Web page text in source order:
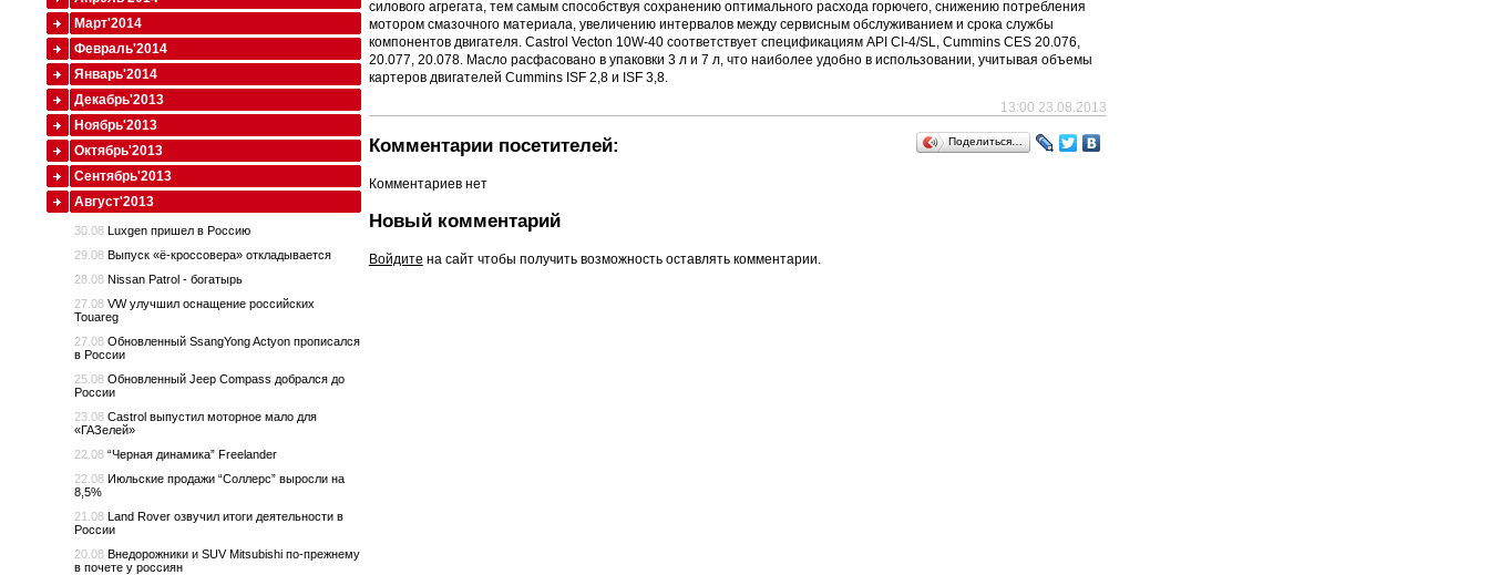
силового агрегата, тем самым способствуя сохранению оптимального расхода горючего, снижению потребления
мотором смазочного материала, увеличению интервалов между сервисным обслуживанием и срока службы
компонентов двигателя. Castrol Vecton 10W-40 соответствует спецификациям API CI-4/SL, Cummins CES 20.076,
20.077, 20.078. Масло расфасовано в упаковки 3 л и 7 л, что наиболее удобно в использовании, учитывая объемы
картеров двигателей Cummins ISF 2,8 и ISF 3,8.
13:00 23.08.2013
Поделиться…
Комментарии посетителей:
Комментариев нет
Новый комментарий
Войдите на сайт чтобы получить возможность оставлять комментарии.
Март'2014
Февраль'2014
Январь'2014
Декабрь'2013
Ноябрь'2013
Октябрь'2013
Сентябрь'2013
Август'2013
30.08 Luxgen пришел в Россию
29.08 Выпуск «ё-кроссовера» откладывается
28.08 Nissan Patrol - богатырь
27.08 VW улучшил оснащение российских
Touareg
27.08 Обновленный SsangYong Actyon прописался
в России
25.08 Обновленный Jeep Compass добрался до
России
23.08 Сastrol выпустил моторное мало для
«ГАЗелей»
22.08 “Черная динамика” Freelander
22.08 Июльские продажи “Соллерс” выросли на
8,5%
21.08 Land Rover озвучил итоги деятельности в
России
20.08 Внедорожники и SUV Mitsubishi по-прежнему
в почете у россиян